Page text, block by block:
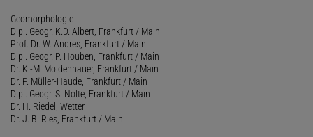
Geomorphologie
Dipl. Geogr. K.D. Albert, Frankfurt / Main
Prof. Dr. W. Andres, Frankfurt / Main
Dipl. Geogr. P. Houben, Frankfurt / Main
Dr. K.-M. Moldenhauer, Frankfurt / Main
Dr. P. Müller-Haude, Frankfurt / Main
Dipl. Geogr. S. Nolte, Frankfurt / Main
Dr. H. Riedel, Wetter
Dr. J. B. Ries, Frankfurt / Main